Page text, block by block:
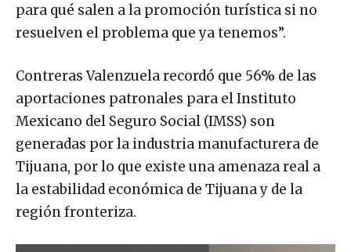
para qué salen a la promoción turística si no
resuelven el problema que ya tenemos”.
Contreras Valenzuela recordó que 56% de las
aportaciones patronales para el Instituto
Mexicano del Seguro Social (IMSS) son
generadas por la industria manufacturera de
Tijuana, por lo que existe una amenaza real a
la estabilidad económica de Tijuana y de la
región fronteriza.